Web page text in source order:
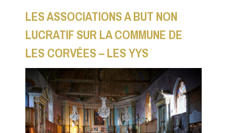
LES ASSOCIATIONS A BUT NON
LUCRATIF SUR LA COMMUNE DE
LES CORVÉES – LES YYS